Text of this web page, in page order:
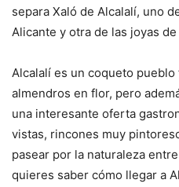
separa Xaló de Alcalalí, uno
Alicante y otra de las joyas de
Alcalalí es un coqueto
almendros en flor, pero
una interesante oferta
vistas, rincones muy
pasear por la naturaleza
quieres saber cómo llegar a